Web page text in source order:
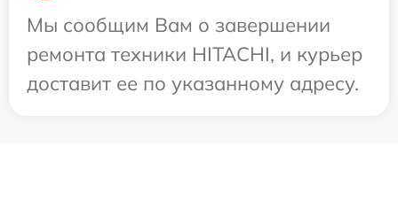
Мы сообщим Вам о завершении
ремонта техники HITACHI, и курьер
доставит ее по указанному адресу.